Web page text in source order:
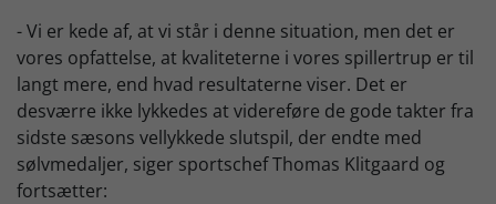
- Vi er kede af, at vi står i denne situation, men det er
vores opfattelse, at kvaliteterne i vores spillertrup er til
langt mere, end hvad resultaterne viser. Det er
desværre ikke lykkedes at videreføre de gode takter fra
sidste sæsons vellykkede slutspil, der endte med
sølvmedaljer, siger sportschef Thomas Klitgaard og
fortsætter: